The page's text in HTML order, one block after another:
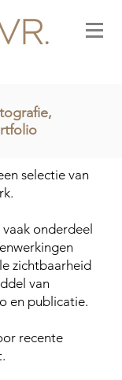
selectie van
onderdeel
zichtbaarheid
van
en publicatie.
recente